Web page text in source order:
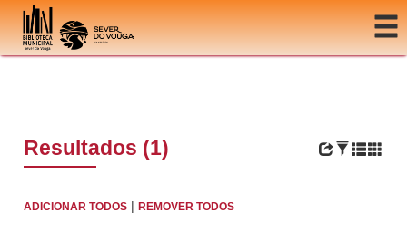
Ir para o conteúdo
Resultados (1)
ADICIONAR TODOS |REMOVER TODOS